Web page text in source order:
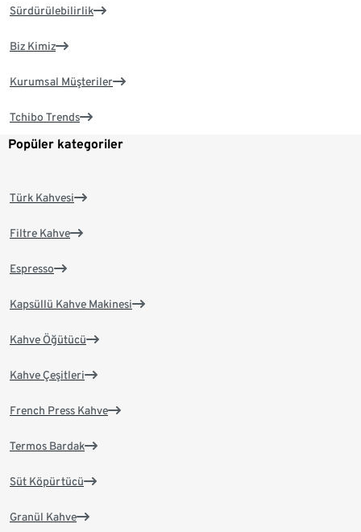
Sürdürülebilirlik
Biz Kimiz
Kurumsal Müşteriler
Tchibo Trends
Popüler kategoriler
Türk Kahvesi
Filtre Kahve
Espresso
Kapsüllü Kahve Makinesi
Kahve Öğütücü
Kahve Çeşitleri
French Press Kahve
Termos Bardak
Süt Köpürtücü
Granül Kahve